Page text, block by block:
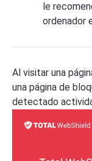
le
ordenador
Al visitar una
una página de
detectado